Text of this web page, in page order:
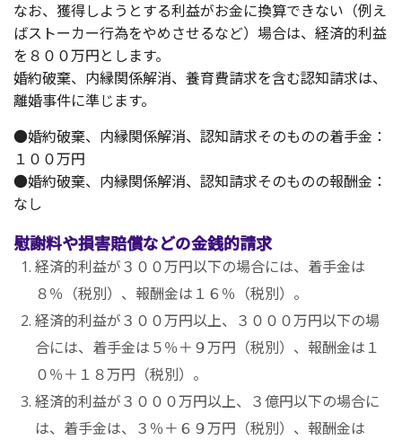
なお、獲得しようとする利益がお金に換算できない（例え
ばストーカー行為をやめさせるなど）場合は、経済的利益
を８００万円とします。
婚約破棄、内縁関係解消、養育費請求を含む認知請求は、
離婚事件に準じます。
●婚約破棄、内縁関係解消、認知請求そのものの着手金：
１００万円
●婚約破棄、内縁関係解消、認知請求そのものの報酬金：
なし
慰謝料や損害賠償などの金銭的請求
経済的利益が３００万円以下の場合には、着手金は
８％（税別）、報酬金は１６％（税別）。
経済的利益が３００万円以上、３０００万円以下の場
合には、着手金は５％＋９万円（税別）、報酬金は１
０％＋１８万円（税別）。
経済的利益が３０００万円以上、３億円以下の場合に
は、着手金は、３％＋６９万円（税別）、報酬金は